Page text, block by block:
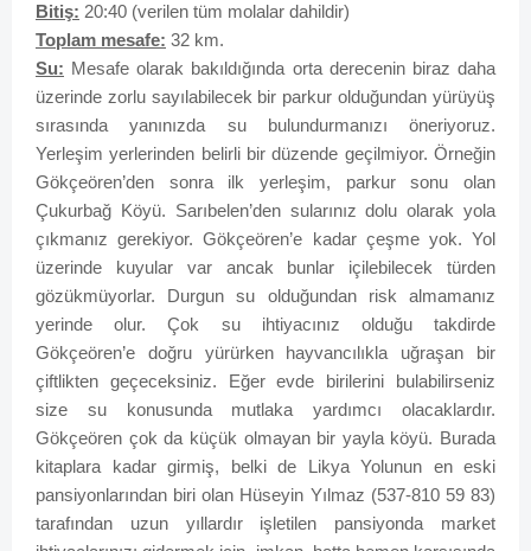
Bitiş: 20:40 (verilen tüm molalar dahildir)
Toplam mesafe: 32 km.
Su: Mesafe olarak bakıldığında orta derecenin biraz daha
üzerinde zorlu sayılabilecek bir parkur olduğundan yürüyüş
sırasında yanınızda su bulundurmanızı öneriyoruz.
Yerleşim yerlerinden belirli bir düzende geçilmiyor. Örneğin
Gökçeören’den sonra ilk yerleşim, parkur sonu olan
Çukurbağ Köyü. Sarıbelen’den sularınız dolu olarak yola
çıkmanız gerekiyor. Gökçeören’e kadar çeşme yok. Yol
üzerinde kuyular var ancak bunlar içilebilecek türden
gözükmüyorlar. Durgun su olduğundan risk almamanız
yerinde olur. Çok su ihtiyacınız olduğu takdirde
Gökçeören’e doğru yürürken hayvancılıkla uğraşan bir
çiftlikten geçeceksiniz. Eğer evde birilerini bulabilirseniz
size su konusunda mutlaka yardımcı olacaklardır.
Gökçeören çok da küçük olmayan bir yayla köyü. Burada
kitaplara kadar girmiş, belki de Likya Yolunun en eski
pansiyonlarından biri olan Hüseyin Yılmaz (537-810 59 83)
tarafından uzun yıllardır işletilen pansiyonda market